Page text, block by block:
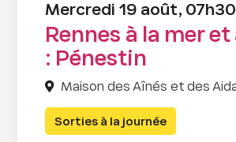
Mercredi 19 août, 07h30
Rennes à la mer
: Pénestin
Maison des Aînés et des
Sorties à la journée